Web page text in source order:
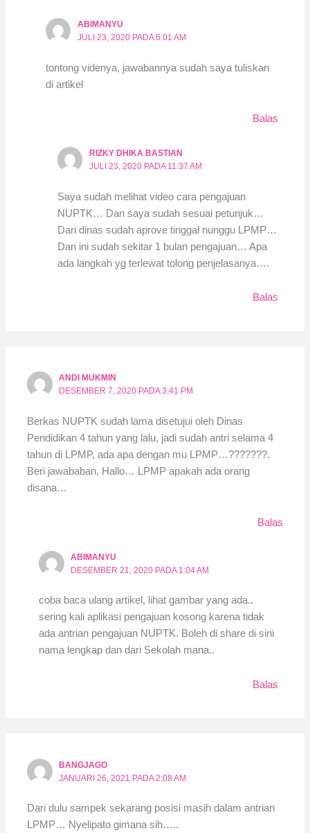
ABIMANYU
JULI 23, 2020 PADA 6:01 AM
tontong videnya, jawabannya sudah saya tuliskan
di artikel
Balas
RIZKY DHIKA BASTIAN
JULI 23, 2020 PADA 11:37 AM
Saya sudah melihat video cara pengajuan
NUPTK… Dan saya sudah sesuai petunjuk…
Dari dinas sudah aprove tinggal nunggu LPMP…
Dan ini sudah sekitar 1 bulan pengajuan… Apa
ada langkah yg terlewat tolong penjelasanya….
Balas
ANDI MUKMIN
DESEMBER 7, 2020 PADA 3:41 PM
Berkas NUPTK sudah lama disetujui oleh Dinas
Pendidikan 4 tahun yang lalu, jadi sudah antri selama 4
tahun di LPMP, ada apa dengan mu LPMP…???????.
Beri jawababan, Hallo… LPMP apakah ada orang
disana…
Balas
ABIMANYU
DESEMBER 21, 2020 PADA 1:04 AM
coba baca ulang artikel, lihat gambar yang ada..
sering kali aplikasi pengajuan kosong karena tidak
ada antrian pengajuan NUPTK. Boleh di share di sini
nama lengkap dan dari Sekolah mana..
Balas
BANGJAGO
JANUARI 26, 2021 PADA 2:08 AM
Dari dulu sampek sekarang posisi masih dalam antrian
LPMP… Nyelipato gimana sih…..